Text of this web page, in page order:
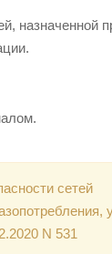
назначенной
сетей
N 531